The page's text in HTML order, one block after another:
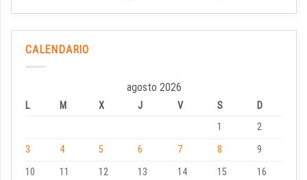
CALENDARIO
agosto 2026
L M X J V S
D
1
2
3
4 5 6 7 8
9
10
11 12 13 14 15
16